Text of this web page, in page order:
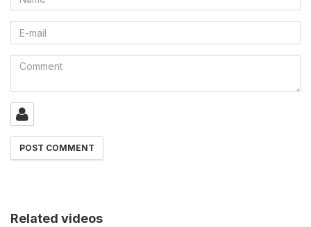
E-
mail
Comment
Related videos